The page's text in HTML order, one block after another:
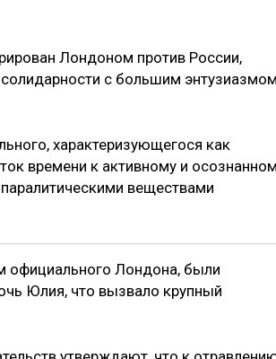
Лондоном против России,
с большим
характеризующегося как
времени к активному и
веществами
официального Лондона, были
Юлия, что вызвало крупный